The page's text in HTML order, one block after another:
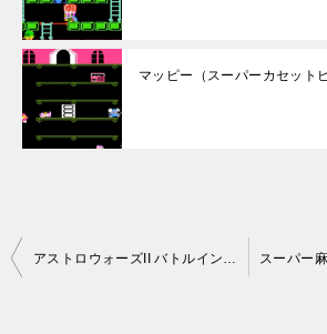
マッピー（スーパーカセット
投